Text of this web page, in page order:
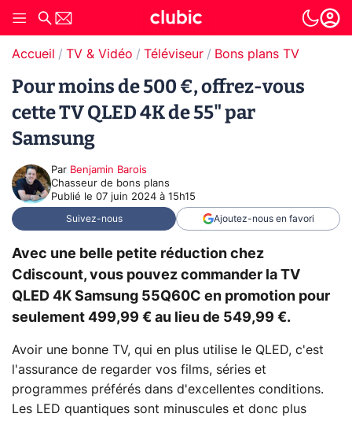
Accueil TV & Vidéo Téléviseur Bons plans TV
Pour moins de 500 €, offrez-vous
cette TV QLED 4K de 55" par
Samsung
Par Benjamin Barois
Chasseur de bons plans
Publié le 07 juin 2024 à 15h15
Suivez-nous Ajoutez-nous en favori
Avec une belle petite réduction chez
Cdiscount, vous pouvez commander la TV
QLED 4K Samsung 55Q60C en promotion pour
seulement 499,99 € au lieu de 549,99 €.
Avoir une bonne TV, qui en plus utilise le QLED, c'est
l'assurance de regarder vos films, séries et
programmes préférés dans d'excellentes conditions.
Les LED quantiques sont minuscules et donc plus